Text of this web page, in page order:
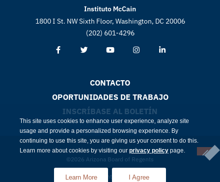
Instituto McCain
1800 I St. NW Sixth Floor, Washington, DC 20006
(202) 601-4296
CONTACTO
OPORTUNIDADES DE TRABAJO
INSCRÍBASE AL BOLETÍN
©2026 Arizona Board of Regents
Cumplimiento Intimidad
This site uses cookies to enhance user experience, analyze site
usage and provide a personalized browsing experience. By
continuing to use this site, you are giving us your consent to do this.
Learn more about cookies by visiting our privacy policy page.
Learn More I Agree